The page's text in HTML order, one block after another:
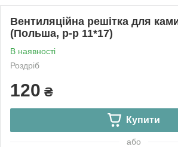
Вентиляційна решітка для
(Польша, р-р 11*17)
В наявності
Роздріб
120 ₴
Купити
або